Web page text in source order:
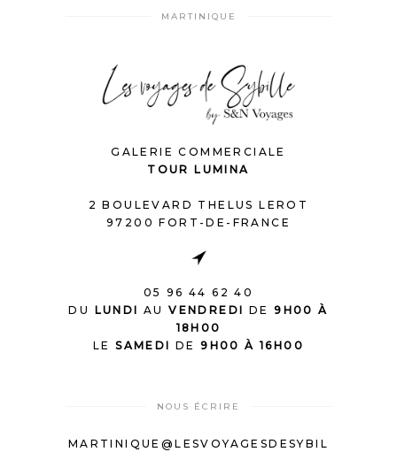
MARTINIQUE
GALERIE COMMERCIALE
TOUR LUMINA
2 BOULEVARD THELUS LEROT
97200 FORT-DE-FRANCE
05 96 44 62 40
DU
LUNDI AUVENDREDI DE9H00 À
18H00
LE SAMEDI DE9H00 À 16H00
NOUS ÉCRIRE
MARTINIQUE@LESVOYAGESDESYBIL